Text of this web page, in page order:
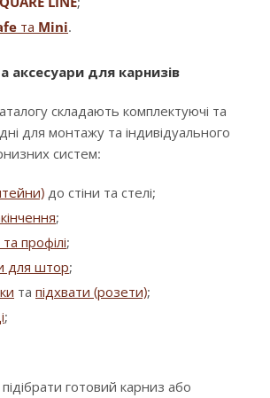
та Mini.
аксесуари для карнизів
складають комплектуючі та
для монтажу та індивідуального
систем:
до стіни та стелі;
;
профілі;
для штор;
та підхвати (розети);
;
готовий карниз або